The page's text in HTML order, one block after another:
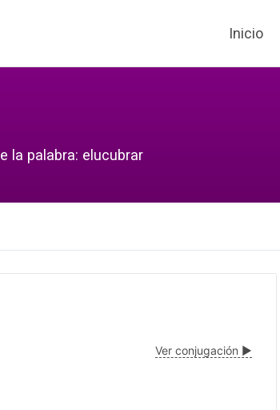
Inicio
la palabra: elucubrar
Ver conjugación ▶